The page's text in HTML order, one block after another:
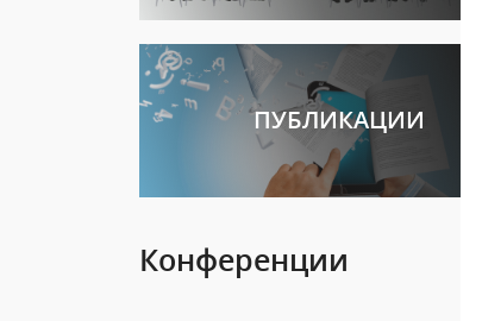
ПУБЛИКАЦИИ
Конференции